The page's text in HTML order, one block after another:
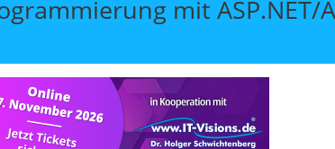
mit ASP.NET/